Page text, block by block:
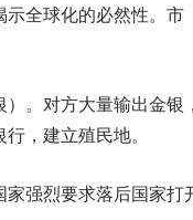
全球化的必然性。市
。对方大量输出金银，
，建立殖民地。
强烈要求落后国家打